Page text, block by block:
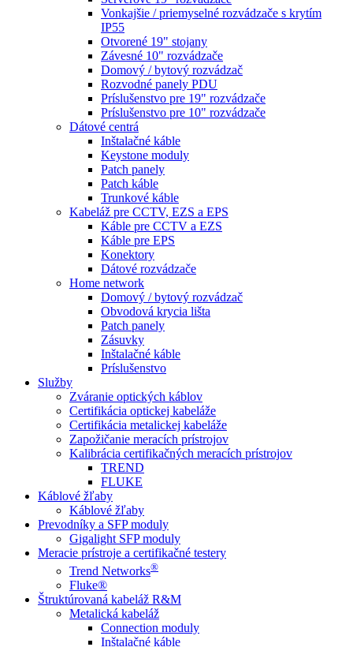
Vonkajšie / priemyselné rozvádzače s krytím
IP55
Otvorené 19" stojany
Závesné 10" rozvádzače
Domový / bytový rozvádzač
Rozvodné panely PDU
Príslušenstvo pre 19" rozvádzače
Príslušenstvo pre 10" rozvádzače
Dátové centrá
Inštalačné káble
Keystone moduly
Patch panely
Patch káble
Trunkové káble
Kabeláž pre CCTV, EZS a EPS
Káble pre CCTV a EZS
Káble pre EPS
Konektory
Dátové rozvádzače
Home network
Domový / bytový rozvádzač
Obvodová krycia lišta
Patch panely
Zásuvky
Inštalačné káble
Príslušenstvo
Služby
Zváranie optických káblov
Certifikácia optickej kabeláže
Certifikácia metalickej kabeláže
Zapožičanie meracích prístrojov
Kalibrácia certifikačných meracích prístrojov
TREND
FLUKE
Káblové žľaby
Káblové žľaby
Prevodníky a SFP moduly
Gigalight SFP moduly
Meracie prístroje a certifikačné testery
Trend Networks®
Fluke®
Štruktúrovaná kabeláž R&M
Metalická kabeláž
Connection moduly
Inštalačné káble